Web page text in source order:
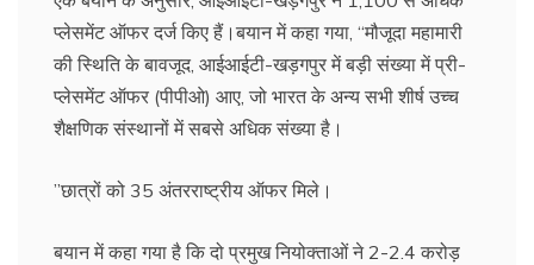
प्लेसमेंट ऑफर दर्ज किए हैं।बयान में कहा गया, “मौजूदा महामारी
की स्थिति के बावजूद, आईआईटी-खड़गपुर में बड़ी संख्या में प्री-
प्लेसमेंट ऑफर (पीपीओ) आए, जो भारत के अन्य सभी शीर्ष उच्च
शैक्षणिक संस्थानों में सबसे अधिक संख्या है।
”छात्रों को 35 अंतरराष्ट्रीय ऑफर मिले।
बयान में कहा गया है कि दो प्रमुख नियोक्ताओं ने 2-2.4 करोड़